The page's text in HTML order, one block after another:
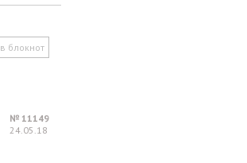
в блокнот
№ 11149
24.05.18